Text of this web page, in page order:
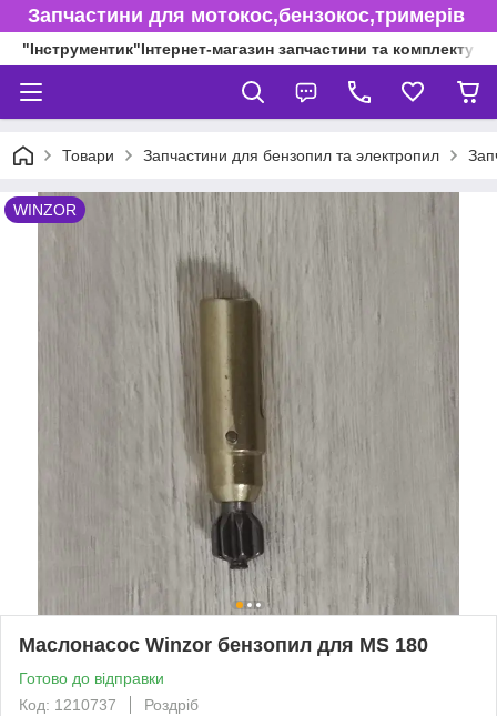
Запчастини для мотокос,бензокос,тримерів
"Інструментик"Інтернет-магазин запчастини та
Товари Запчастини для бензопил та электропил
WINZOR
Маслонасос Winzor бензопил для MS 180
Готово до відправки
Код: 1210737
Роздріб